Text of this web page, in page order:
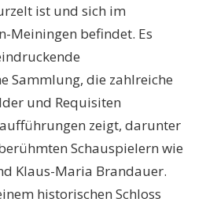
ist und sich im
Meiningen befindet. Es
Sammlung, die zahlreiche
und Requisiten
zeigt, darunter
Schauspielern wie
Klaus-Maria Brandauer.
historischen Schloss